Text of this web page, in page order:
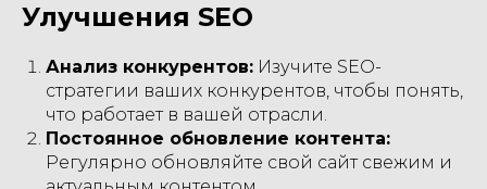
Улучшения SEO
Анализ конкурентов: Изучите SEO-
стратегии ваших конкурентов, чтобы понять,
что работает в вашей отрасли.
Постоянное обновление контента:
Регулярно обновляйте свой сайт свежим и